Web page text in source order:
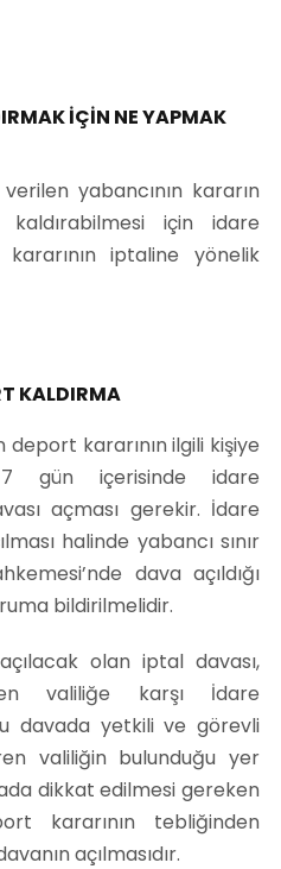
İÇİN NE YAPMAK
yabancının kararın
kaldırabilmesi için idare
iptaline yönelik
KALDIRMA
deport kararının ilgili kişiye
gün içerisinde idare
açması gerekir. İdare
halinde yabancı sınır
dava açıldığı
bildirilmelidir.
olan iptal davası,
valiliğe karşı İdare
davada yetkili ve görevli
valiliğin bulunduğu yer
dikkat edilmesi gereken
kararının tebliğinden
açılmasıdır.